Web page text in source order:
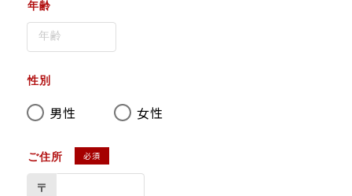
年齢
性別
男性 女性
ご住所 必須
〒